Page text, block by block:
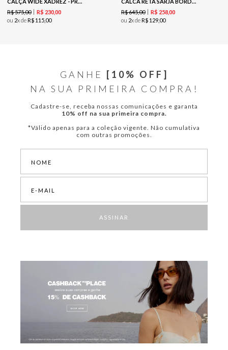
R$575,00 R$ 23000
ou 2x deR$ 115 00
R$645,00 R$ 25800
ou 2x deR$ 129 00
GANHE
[10% OFF]
NA SUA PRIMEIRA COMPRA!
Cadastre-se, receba nossas comunicações e garanta
10% off na sua primeira compra.
*Válido apenas para a coleção vigente. Não cumulativa
com outras promoções.
ASSINAR